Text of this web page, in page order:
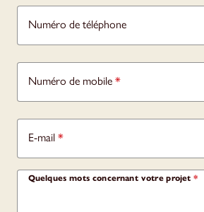
Numéro de téléphone
Numéro de mobile *
E-mail *
Quelques mots concernant votre projet *